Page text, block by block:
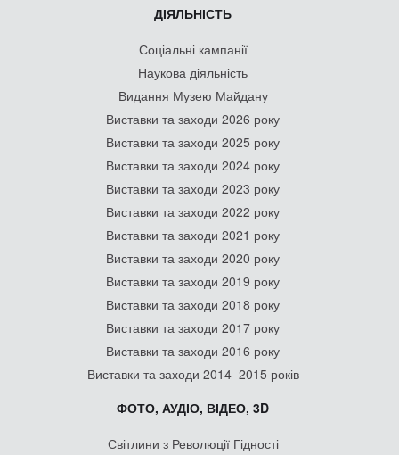
ДІЯЛЬНІСТЬ
Соціальні кампанії
Наукова діяльність
Видання Музею Майдану
Виставки та заходи 2026 року
Виставки та заходи 2025 року
Виставки та заходи 2024 року
Виставки та заходи 2023 року
Виставки та заходи 2022 року
Виставки та заходи 2021 року
Виставки та заходи 2020 року
Виставки та заходи 2019 року
Виставки та заходи 2018 року
Виставки та заходи 2017 року
Виставки та заходи 2016 року
Виставки та заходи 2014–2015 років
ФОТО, АУДІО, ВІДЕО, 3D
Світлини з Революції Гідності